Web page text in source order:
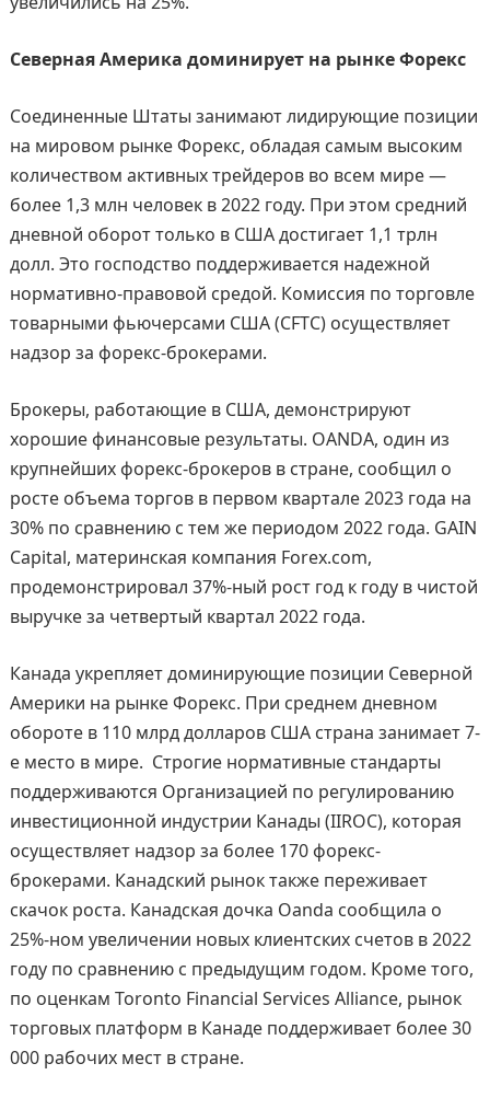
Северная Америка доминирует на рынке Форекс
Соединенные Штаты занимают лидирующие позиции
на мировом рынке Форекс, обладая самым высоким
количеством активных трейдеров во всем мире —
более 1,3 млн человек в 2022 году. При этом средний
дневной оборот только в США достигает 1,1 трлн
долл. Это господство поддерживается надежной
нормативно-правовой средой. Комиссия по торговле
товарными фьючерсами США (CFTC) осуществляет
надзор за форекс-брокерами.
Брокеры, работающие в США, демонстрируют
хорошие финансовые результаты. OANDA, один из
крупнейших форекс-брокеров в стране, сообщил о
росте объема торгов в первом квартале 2023 года на
30% по сравнению с тем же периодом 2022 года. GAIN
Capital, материнская компания Forex.com,
продемонстрировал 37%-ный рост год к году в чистой
выручке за четвертый квартал 2022 года.
Канада укрепляет доминирующие позиции Северной
Америки на рынке Форекс. При среднем дневном
обороте в 110 млрд долларов США страна занимает 7-
е место в мире. Строгие нормативные стандарты
поддерживаются Организацией по регулированию
инвестиционной индустрии Канады (IIROC), которая
осуществляет надзор за более 170 форекс-
брокерами. Канадский рынок также переживает
скачок роста. Канадская дочка Oanda сообщила о
25%-ном увеличении новых клиентских счетов в 2022
году по сравнению с предыдущим годом. Кроме того,
по оценкам Toronto Financial Services Alliance, рынок
торговых платформ в Канаде поддерживает более 30
000 рабочих мест в стране.